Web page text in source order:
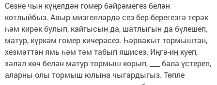
Сезне чын күңелдән гомер бәйрәмегез белән
котлыйбыз. Авыр мизгелләрдә сез бер-берегезгә терәк
һәм кирәк булып, кайгысын да, шатлыгын да бүлешеп,
матур, күркәм гомер кичерәсез. Һәрвакыт тормыштан,
хезмәттән ямь һәм тәм табып яшисез. Иңгә-иң куеп,
хәләл көч белән матур тормыш корып, ___ бала үстереп,
аларны олы тормыш юлына чыгардыгыз. Төпле